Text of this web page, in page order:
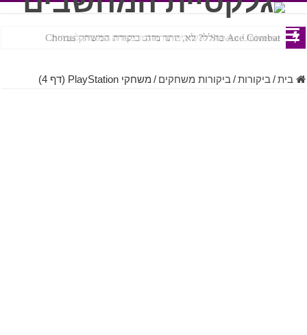
Ace Combat בחלל? לא, יותר מזה. ביקורת המשחק Chorus
Steven Universe והשירים שתורגמו בצורה נוראית לעברית
בית/ ביקורות/ ביקורות משחקים / משחקי PlayStation (דף 4)